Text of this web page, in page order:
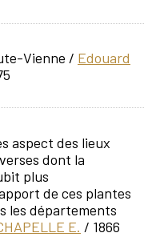
Vienne / Edouard
aspect des lieux
dont la
plus
de ces plantes
les départements
E. / 1866